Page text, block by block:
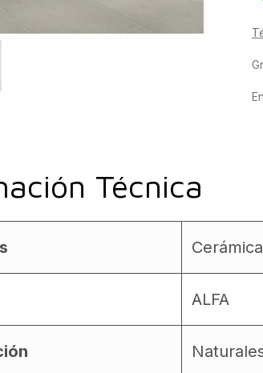
Técnica
Cerámica
ALFA